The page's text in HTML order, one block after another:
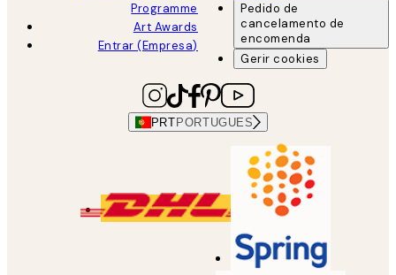
Programme
Art Awards
Entrar (Empresa)
Pedido de
cancelamento de
encomenda
Gerir cookies
PRT PORTUGUES